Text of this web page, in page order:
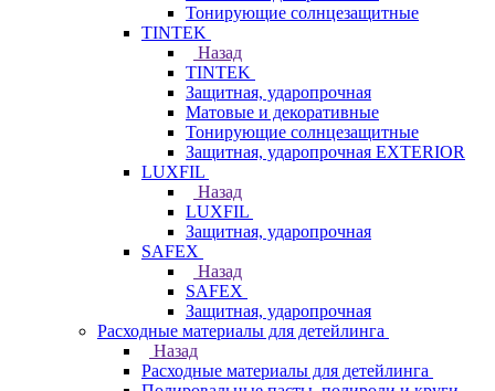
Тонирующие солнцезащитные
TINTEK
Назад
TINTEK
Защитная, ударопрочная
Матовые и декоративные
Тонирующие солнцезащитные
Защитная, ударопрочная EXTERIOR
LUXFIL
Назад
LUXFIL
Защитная, ударопрочная
SAFEX
Назад
SAFEX
Защитная, ударопрочная
Расходные материалы для детейлинга
Назад
Расходные материалы для детейлинга